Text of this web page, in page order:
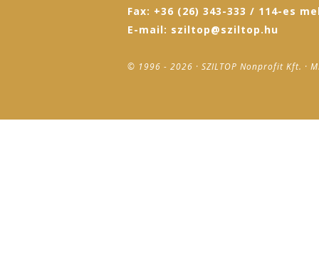
Fax: +36 (26) 343-333 / 114-es
E-mail: sziltop@sziltop.hu
© 1996 - 2026 · SZILTOP Nonprofit Kft. ·